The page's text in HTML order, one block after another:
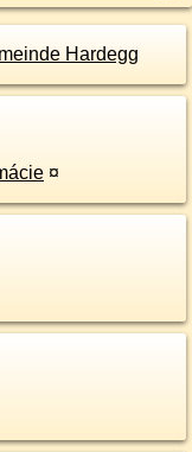
Hardegg
¤